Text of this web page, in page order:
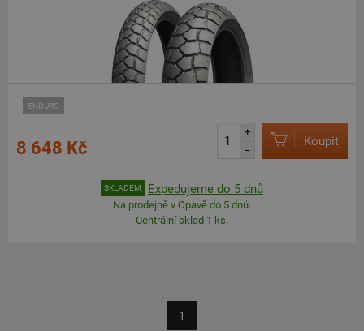
ENDURO
8 648 Kč
+
–
Koupit
SKLADEM Expedujeme do 5 dnů
Na prodejně v Opavě do 5 dnů.
Centrální sklad 1 ks.
1